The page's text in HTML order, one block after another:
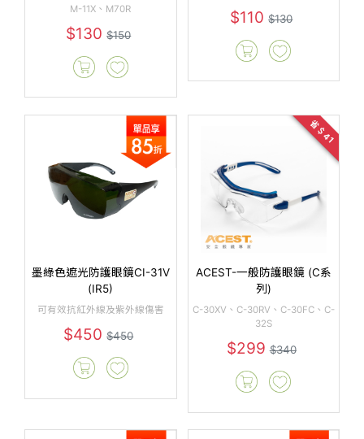
M-11X、M70R
$130$150
$110$130
墨綠色遮光防護眼鏡CI-31V
(IR5)
可有效抗紅外線及紫外線傷害
$450$450
省＄41
ACEST-一般防護眼鏡 (C系
列)
C-30XV、C-30RV、C-30FC、C-
32S
$299$340